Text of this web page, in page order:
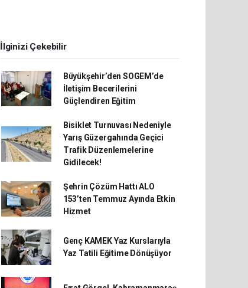
İlginizi Çekebilir
Büyükşehir’den SOGEM’de
İletişim Becerilerini
Güçlendiren Eğitim
Bisiklet Turnuvası Nedeniyle
Yarış Güzergahında Geçici
Trafik Düzenlemelerine
Gidilecek!
Şehrin Çözüm Hattı ALO
153’ten Temmuz Ayında Etkin
Hizmet
Genç KAMEK Yaz Kurslarıyla
Yaz Tatili Eğitime Dönüşüyor